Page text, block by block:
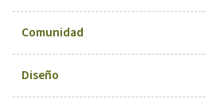
Comunidad
Diseño